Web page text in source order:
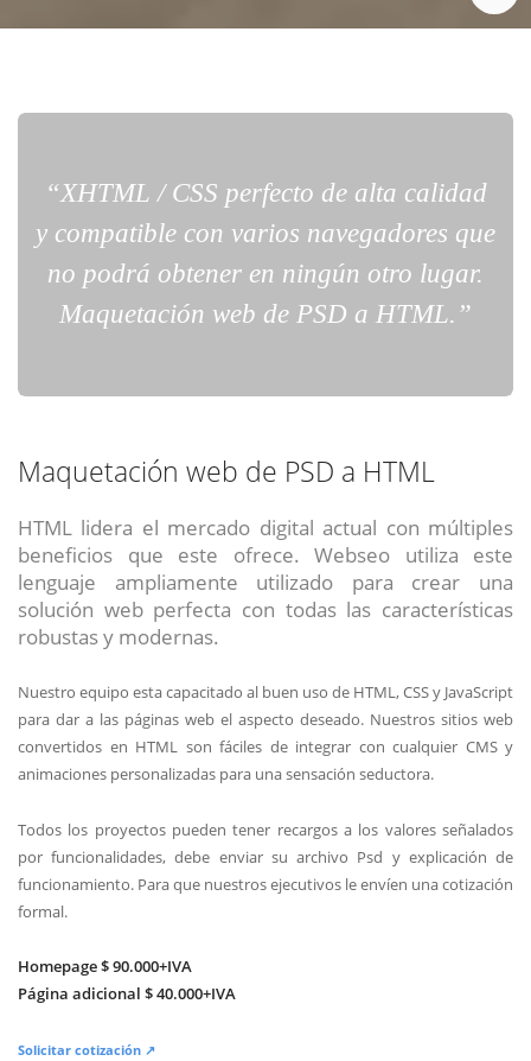
“XHTML / CSS perfecto de alta calidad
y compatible con varios navegadores que
no podrá obtener en ningún otro lugar.
Maquetación web de PSD a HTML.”
Maquetación web de PSD a HTML
HTML lidera el mercado digital actual con múltiples
beneficios que este ofrece. Webseo utiliza este
lenguaje ampliamente utilizado para crear una
solución web perfecta con todas las características
robustas y modernas.
Nuestro equipo esta capacitado al buen uso de HTML, CSS y JavaScript
para dar a las páginas web el aspecto deseado. Nuestros sitios web
convertidos en HTML son fáciles de integrar con cualquier CMS y
animaciones personalizadas para una sensación seductora.
Todos los proyectos pueden tener recargos a los valores señalados
por funcionalidades, debe enviar su archivo Psd y explicación de
funcionamiento. Para que nuestros ejecutivos le envíen una cotización
formal.
Homepage $ 90.000+IVA
Página adicional $ 40.000+IVA
Solicitar cotización ↗